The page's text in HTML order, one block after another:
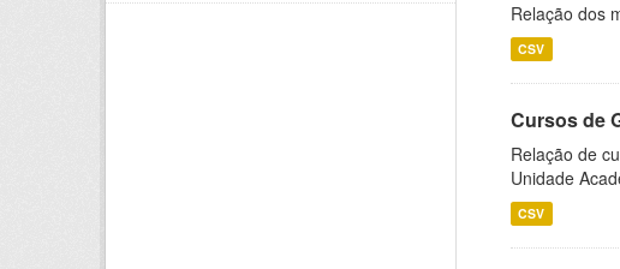
Relação dos
CSV
Cursos de
Relação de
Unidade
CSV